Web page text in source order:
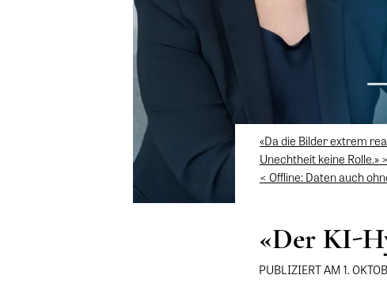
«Da die Bilder extrem
Unechtheit keine Rolle.» >
< Offline: Daten auch
«Der KI-
PUBLIZIERT AM 1.